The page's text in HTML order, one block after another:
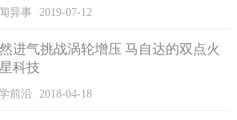
异事 2019-07-12
进气挑战涡轮增压 马自达的双点火
科技
前沿 2018-04-18